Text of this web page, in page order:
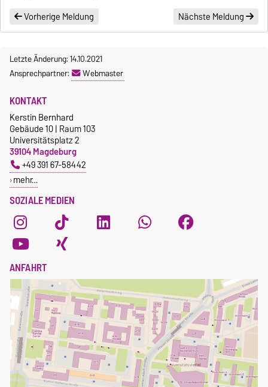
Vorherige Meldung
Nächste Meldung
Letzte Änderung: 14.10.2021
Ansprechpartner:
Webmaster
SOZIALE MEDIEN
KONTAKT
Kerstin Bernhard
Gebäude 10 | Raum 103
Universitätsplatz 2
39104 Magdeburg
+49 391 67-58442
mehr…
ANFAHRT